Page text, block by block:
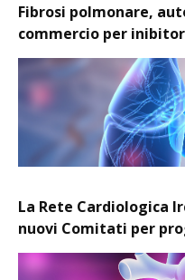
Fibrosi polmonare,
commercio per
La Rete Cardiologica
nuovi Comitati per